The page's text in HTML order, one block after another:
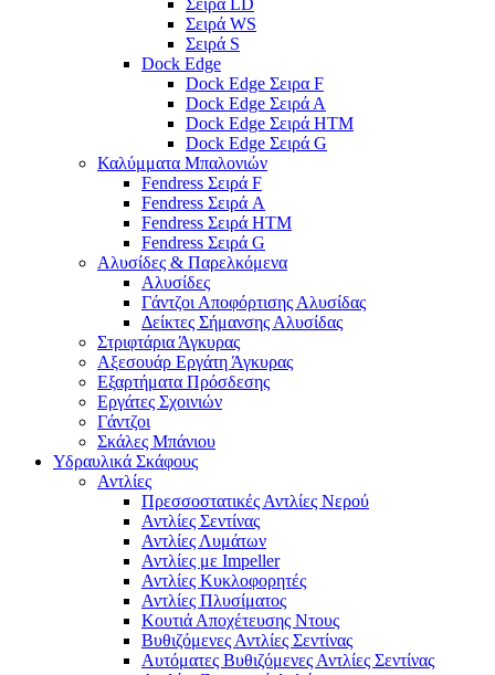
Σειρά LD
Σειρά WS
Σειρά S
Dock Edge
Dock Edge Σειρα F
Dock Edge Σειρά Α
Dock Edge Σειρά HTM
Dock Edge Σειρά G
Καλύμματα Μπαλονιών
Fendress Σειρά F
Fendress Σειρά A
Fendress Σειρά HTM
Fendress Σειρά G
Αλυσίδες & Παρελκόμενα
Αλυσίδες
Γάντζοι Αποφόρτισης Αλυσίδας
Δείκτες Σήμανσης Αλυσίδας
Στριφτάρια Άγκυρας
Αξεσουάρ Εργάτη Άγκυρας
Εξαρτήματα Πρόσδεσης
Εργάτες Σχοινιών
Γάντζοι
Σκάλες Μπάνιου
Υδραυλικά Σκάφους
Αντλίες
Πρεσσοστατικές Αντλίες Νερού
Αντλίες Σεντίνας
Αντλίες Λυμάτων
Αντλίες με Impeller
Αντλίες Κυκλοφορητές
Αντλίες Πλυσίματος
Κουτιά Αποχέτευσης Ντους
Βυθιζόμενες Αντλίες Σεντίνας
Αυτόματες Βυθιζόμενες Αντλίες Σεντίνας